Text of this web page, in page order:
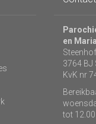
en
3764 BJ
KvK nr
tot 12.00